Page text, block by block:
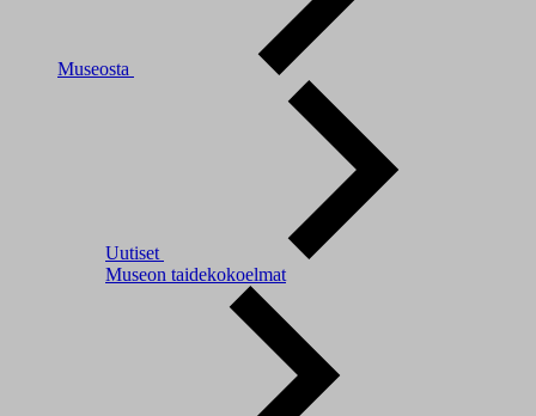
Museosta
Uutiset
Museon taidekokoelmat